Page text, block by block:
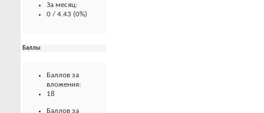
За месяц:
0 / 4.43 (0%)
Баллы
Баллов за
вложения:
18
Баллов за